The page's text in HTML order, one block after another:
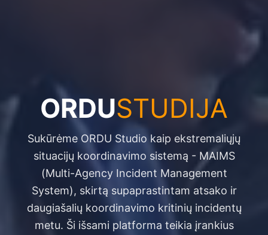
ORDUSTUDIJA
Sukūrėme ORDU Studio kaip ekstremaliųjų
situacijų koordinavimo sistemą - MAIMS
(Multi-Agency Incident Management
System), skirtą supaprastintam atsako ir
daugiašalių koordinavimo kritinių incidentų
metu. Ši išsami platforma teikia įrankius